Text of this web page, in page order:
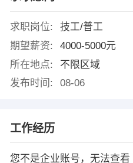
求职岗位:
技工/普工
期望薪资:
4000-5000元
所在地点:
不限区域
发布时间:
08-06
工作经历
您不是企业账号，无法查看